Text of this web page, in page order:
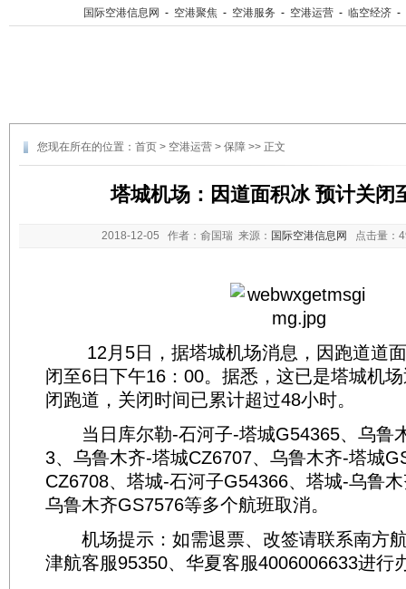
国际空港信息网 - 空港聚焦 - 空港服务 - 空港运营 - 临空经济 -
您现在所在的位置： 首页 > 空港运营 > 保障 >> 正文
塔城机场：因道面积冰 预计关闭
2018-12-05 作者：俞国瑞 来源： 国际空港信息网 点击量：
12月5日，据塔城机场消息，因跑道道面
闭至6日下午16：00。据悉，这已是塔城机
闭跑道，关闭时间已累计超过48小时。
当日库尔勒-石河子-塔城G54365、乌鲁
3、乌鲁木齐-塔城CZ6707、乌鲁木齐-塔城
CZ6708、塔城-石河子G54366、塔城-乌鲁
乌鲁木齐GS7576等多个航班取消。
机场提示：如需退票、改签请联系南方
津航客服95350、华夏客服4006006633进行